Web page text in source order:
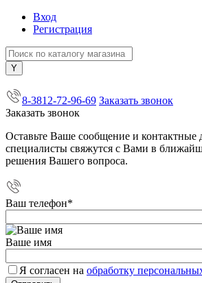
Вход
Регистрация
8-3812-72-96-69 Заказать звонок
Заказать звонок
Оставьте Ваше сообщение и
специалисты свяжутся с Вами в
решения Вашего вопроса.
Ваш телефон*
Ваше имя
Я согласен на обработку